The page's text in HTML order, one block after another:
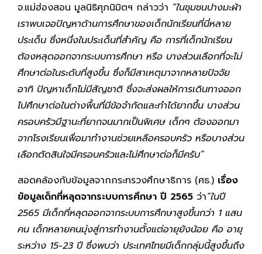
จ.แม่ฮ่องสอน มูลนิธิศุภนิมิตฯ กล่าวว่า “ในชุมชนปางมะผ้า
เราพบเจอปัญหาด้านการศึกษาของเด็กนักเรียนที่นี่หลาย
ประเด็น ซึ่งหนึ่งในประเด็นที่สำคัญ คือ การที่เด็กนักเรียน
ต้องหลุดออกจากระบบการศึกษา หรือ บางส่วนเลือกที่จะไม่
ศึกษาต่อในระดับที่สูงขึ้น ซึ่งก็มีสาเหตุมาจากหลายปัจจัย
อาทิ ปัญหาเด็กไม่มีสัญชาติ ซึ่งจะส่งผลให้การเดินทางออก
ไปศึกษาต่อในต่างพื้นที่มีข้อจำกัดและทำได้ยากขึ้น บางส่วน
ครอบครัวมีฐานะที่ยากจนมากเป็นพิเศษ เด็กๆ ต้องออกมา
จากโรงเรียนเพื่อมาทำงานช่วยเหลือครอบครัว หรือบางส่วน
เลือกตัดสินใจมีครอบครัวและไม่ศึกษาต่อก็มีครับ”
สอดคล้องกับข้อมูลจากกระทรวงศึกษาธิการ (ศธ.) เรื่อง
ข้อมูลเด็กที่หลุดจากระบบการศึกษา ปี 2565 ว่า“ในปี
2565 มีเด็กที่หลุดออกจากระบบการศึกษาสูงขึ้นกว่า 1 แสน
คน เด็กหลายคนมุ่งสู่การทำงานตั้งแต่อายุยังน้อย คือ อายุ
ระหว่าง 15-23 ปี ซึ่งพบว่า ประเทศไทยมีเด็กกลุ่มนี้สูงขึ้นถึง